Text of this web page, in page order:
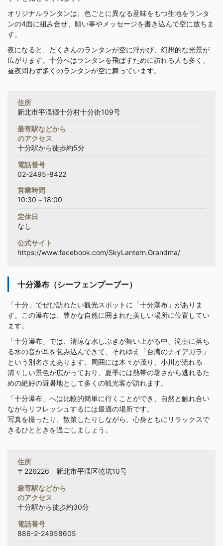
オリジナルランタンは、色ごとに異なる意味をもつ生地をランタ
ンの4面に組み合せ、願い事やメッセージを書き込んで空に放ちま
す。
夜になると、たくさんのランタンが空に浮かび、幻想的な光景が
広がります。十分へはランタンを飛ばすために訪れる人も多く、
昼夜問わず多くのランタンが空に舞っています。
住所
新北市平渓郷十分村十分街109号
最寄駅などから
のアクセス
十分駅から徒歩約5分
電話番号
02-2495-8422
営業時間
10:30～18:00
定休日
なし
公式サイト
https://www.facebook.com/SkyLantern.Grandma/
十分瀑布（シーフェンプーブー）
「十分」でぜひ訪れたい観光スポットに「十分瀑布」がありま
す。この瀑布は、豊かな自然に囲まれた美しい場所に位置してい
ます。
「十分瀑布」では、清涼な水しぶきが舞い上がる中、滝壺に落ち
る水の音が耳を包み込んできて、それゆえ「台湾のナイアガラ」
という別名さえあります。周囲には木々が茂り、小川が流れる
清々しい景色が広がっており、夏季には熱帯の暑さから逃れるた
めの絶好の避暑地として多くの観光客が訪れます。
「十分瀑布」へは比較的簡単に行くことができ、自然と触れ合い
ながらリフレッシュするには最適の場所です。
写真を撮ったり、散策したりしながら、心身ともにリラックスで
きるひとときを過ごしましょう。
住所
〒226226 新北市平渓区乾坑10号
最寄駅などから
のアクセス
十分駅から徒歩約30分
電話番号
886-2-24958605